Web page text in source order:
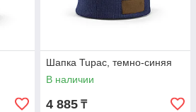
Шапка Tupac, темно-синяя
В наличии
4 885 ₸